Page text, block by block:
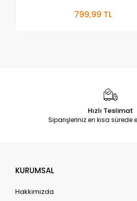
799,99 TL
Hızlı Teslimat
Siparişleriniz en kısa sürede
KURUMSAL
Hakkımızda